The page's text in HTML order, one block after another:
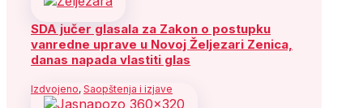
SDA jučer glasala za Zakon o postupku
vanredne uprave u Novoj Željezari Zenica,
danas napada vlastiti glas
Izdvojeno, Saopštenja i izjave